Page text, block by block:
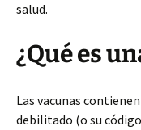
salud.
¿Qué es
Las vacunas
debilitado (o su